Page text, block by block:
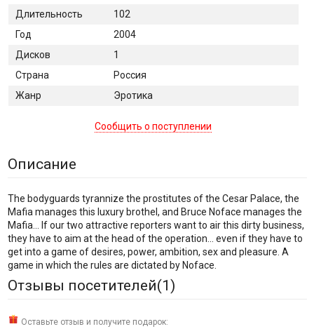
Длительность
102
Год
2004
Дисков
1
Страна
Россия
Жанр
Эротика
Сообщить о поступлении
Описание
The bodyguards tyrannize the prostitutes of the Cesar Palace, the
Mafia manages this luxury brothel, and Bruce Noface manages the
Mafia... If our two attractive reporters want to air this dirty business,
they have to aim at the head of the operation... even if they have to
get into a game of desires, power, ambition, sex and pleasure. A
game in which the rules are dictated by Noface.
Отзывы посетителей(1)
Оставьте отзыв и получите подарок: